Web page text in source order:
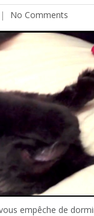
No Comments
empêche de